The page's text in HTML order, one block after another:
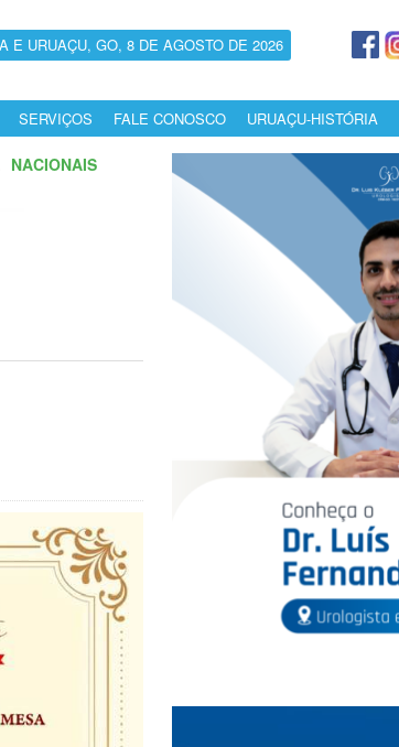
E URUAÇU, GO, 8 DE AGOSTO DE 2026
SERVIÇOS FALE CONOSCO URUAÇU-HISTÓRIA
NACIONAIS